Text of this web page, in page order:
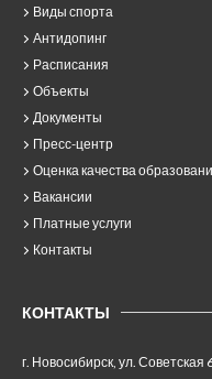
Виды спорта
Антидопинг
Расписания
Объекты
Документы
Пресс-центр
Оценка качества
Вакансии
Платные услуги
Контакты
КОНТАКТЫ
г. Новосибирск, ул. Советская